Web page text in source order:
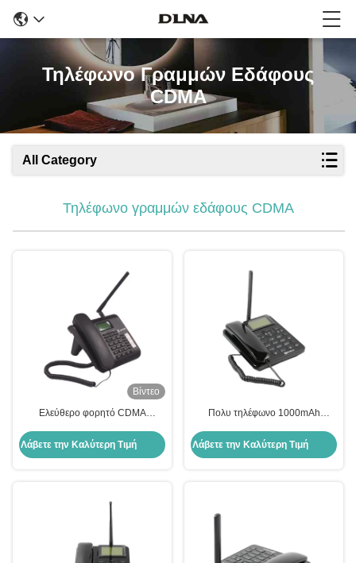
Τηλέφωνο Γραμμών Εδάφους
CDMA
All Category
Τηλέφωνο γραμμών εδάφους CDMA
Βίντεο
Ελεύθερο φορητό CDMA
γραμμών εδάφους χεριών
ασύρματο τηλέφωνο
Λάβετε την Καλύτερη Τιμή
Πολυ τηλέφωνο 1000mAh
γραμμών εδάφους ψηφιακό
ασύρματο τηλέφωνο
Λάβετε την Καλύτερη Τιμή